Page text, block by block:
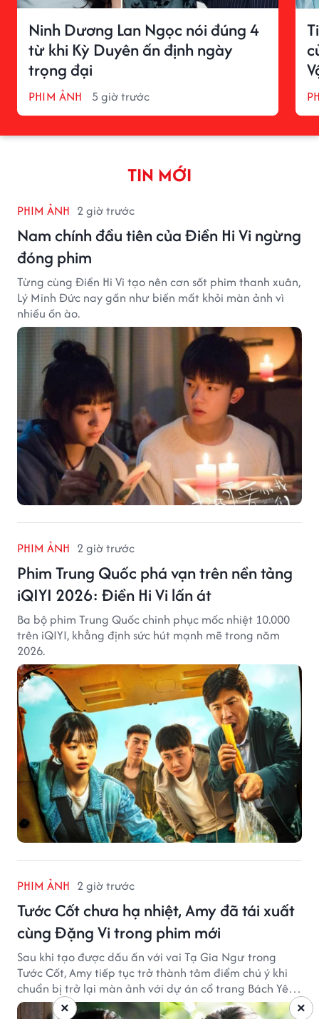
Ninh Dương Lan Ngọc nói đúng 4
từ khi Kỳ Duyên ấn định ngày
trọng đại
PHIM ẢNH 5 giờ trước
TIN MỚI
PHIM ẢNH 2 giờ trước
Nam chính đầu tiên của Điền Hi Vi ngừng
đóng phim
Từng cùng Điền Hi Vi tạo nên cơn sốt phim thanh xuân,
Lý Minh Đức nay gần như biến mất khỏi màn ảnh vì
nhiều ồn ào.
PHIM ẢNH 2 giờ trước
Phim Trung Quốc phá vạn trên nền tảng
iQIYI 2026: Điền Hi Vi lấn át
Ba bộ phim Trung Quốc chinh phục mốc nhiệt 10.000
trên iQIYI, khẳng định sức hút mạnh mẽ trong năm
2026.
PHIM ẢNH 2 giờ trước
Tước Cốt chưa hạ nhiệt, Amy đã tái xuất
cùng Đặng Vi trong phim mới
Sau khi tạo được dấu ấn với vai Tạ Gia Ngư trong
Tước Cốt, Amy tiếp tục trở thành tâm điểm chú ý khi
chuẩn bị trở lại màn ảnh với dự án cổ trang Bách Yêu
Phổ.
×
×